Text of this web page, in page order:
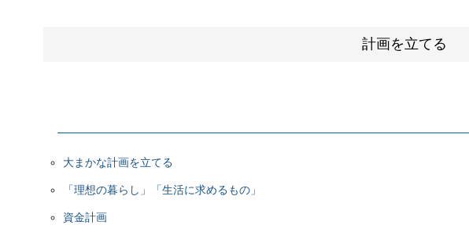
計画を立てる
大まかな計画を立てる
「理想の暮らし」「生活に求めるもの」
資金計画